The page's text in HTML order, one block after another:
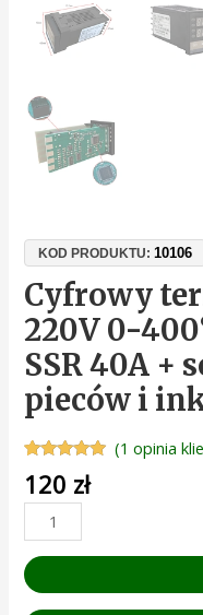
KOD PRODUKTU:10106
Cyfrowy
220V 0-
SSR 40A +
pieców i
Oceniony
5.00na 5 na
podstawie
1
oceny
klienta
(1 opinia
120 zł